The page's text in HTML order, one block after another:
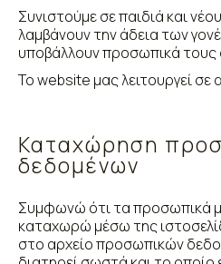
Συνιστούμε σε παιδιά και
λαμβάνουν την άδεια των
υποβάλλουν προσωπικά τους
Το website μας λειτουργεί σε
Καταχώρηση
δεδομένων
Συμφωνώ ότι τα προσωπικά
καταχωρώ μέσω της
στο αρχείο προσωπικών